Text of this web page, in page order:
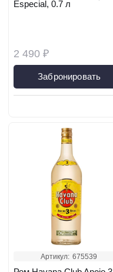
2 490 ₽
Especial, 0.7 л
Забронировать
Артикул: 675539